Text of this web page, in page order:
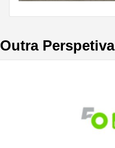
Outra Perspetiva